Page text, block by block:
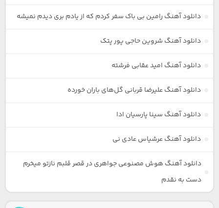
دانلود آهنگ رامین بی باک سفر کردم که از یادم بری دیدم نمیشه
دانلود آهنگ شروین حاجی پور پتک
دانلود آهنگ امید عقابی فرشته
دانلود آهنگ علیرضا قربانی گل‌های باران خورده
دانلود آهنگ سینا پارسیان ادا
دانلود آهنگ عرشیاس عادی نی
دانلود آهنگ هوش مصنوعی جواهری در قصر قلبم نازتو میخرم
دست به نقدم